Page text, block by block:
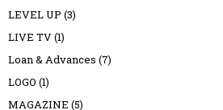
LEVEL UP (3)
LIVE TV(1)
Loan & Advances (7)
LOGO (1)
MAGAZINE (5)